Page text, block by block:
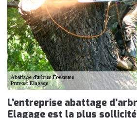
L’entreprise abattage
Elagage est la plus